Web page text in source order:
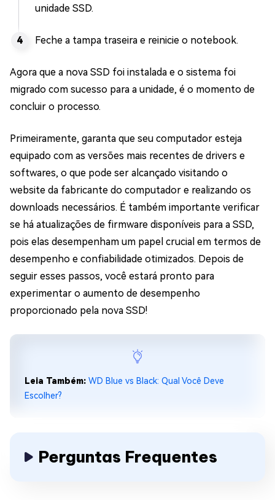
unidade SSD.
Feche a tampa traseira e reinicie o notebook.
Agora que a nova SSD foi instalada e o sistema foi
migrado com sucesso para a unidade, é o momento de
concluir o processo.
Primeiramente, garanta que seu computador esteja
equipado com as versões mais recentes de drivers e
softwares, o que pode ser alcançado visitando o
website da fabricante do computador e realizando os
downloads necessários. É também importante verificar
se há atualizações de firmware disponíveis para a SSD,
pois elas desempenham um papel crucial em termos de
desempenho e confiabilidade otimizados. Depois de
seguir esses passos, você estará pronto para
experimentar o aumento de desempenho
proporcionado pela nova SSD!
Leia Também: WD Blue vs Black: Qual Você Deve
Escolher?
Perguntas Frequentes